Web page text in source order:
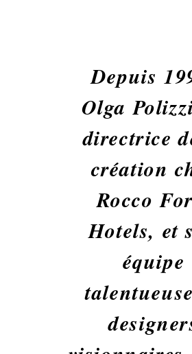
Depuis
Olga
directrice
création
Rocco
Hotels, et
équipe